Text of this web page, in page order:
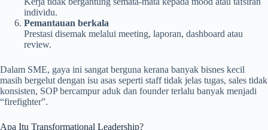
individu.
Pemantauan berkala
Prestasi disemak melalui meeting, laporan, dashboard atau
review.
Dalam SME, gaya ini sangat berguna kerana banyak bisnes kecil
masih bergelut dengan isu asas seperti staff tidak jelas tugas, sales tidak
konsisten, SOP bercampur aduk dan founder terlalu banyak menjadi
“firefighter”.
Apa Itu Transformational Leadership?